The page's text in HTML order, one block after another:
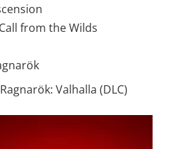
from the Wilds
Valhalla (DLC)